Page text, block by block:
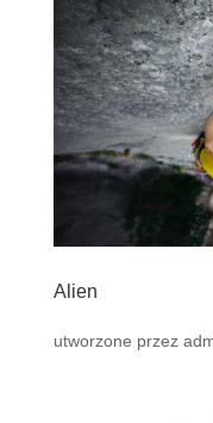
Alien
utworzone przez